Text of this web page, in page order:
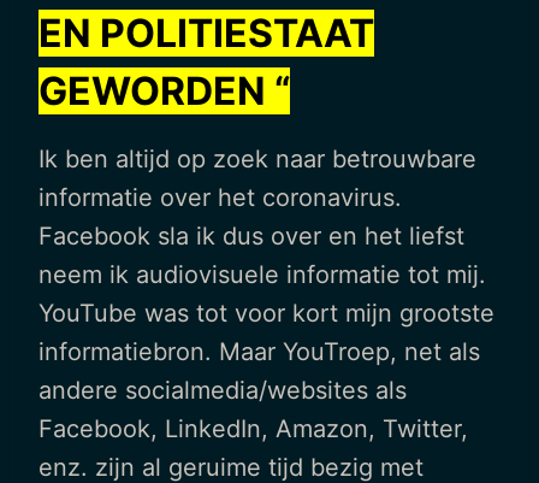
EN POLITIESTAAT
GEWORDEN “
Ik ben altijd op zoek naar betrouwbare
informatie over het coronavirus.
Facebook sla ik dus over en het liefst
neem ik audiovisuele informatie tot mij.
YouTube was tot voor kort mijn grootste
informatiebron. Maar YouTroep, net als
andere socialmedia/websites als
Facebook, LinkedIn, Amazon, Twitter,
enz. zijn al geruime tijd bezig met